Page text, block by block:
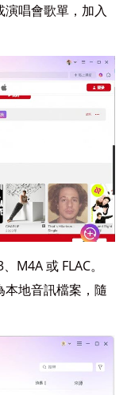
演唱會歌單，加入
M4A 或 FLAC。
本地音訊檔案，隨